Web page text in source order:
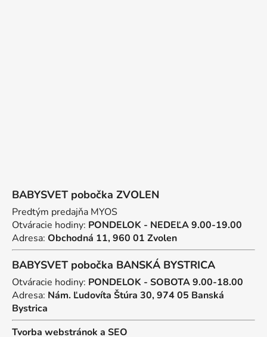
BABYSVET pobočka ZVOLEN
Predtým predajňa MYOS
Otváracie hodiny: PONDELOK - NEDEĽA 9.00-19.00
Adresa: Obchodná 11, 960 01 Zvolen
BABYSVET pobočka BANSKÁ BYSTRICA
Otváracie hodiny: PONDELOK - SOBOTA 9.00-18.00
Adresa: Nám. Ľudovíta Štúra 30, 974 05 Banská
Bystrica
Tvorba webstránok a SEO